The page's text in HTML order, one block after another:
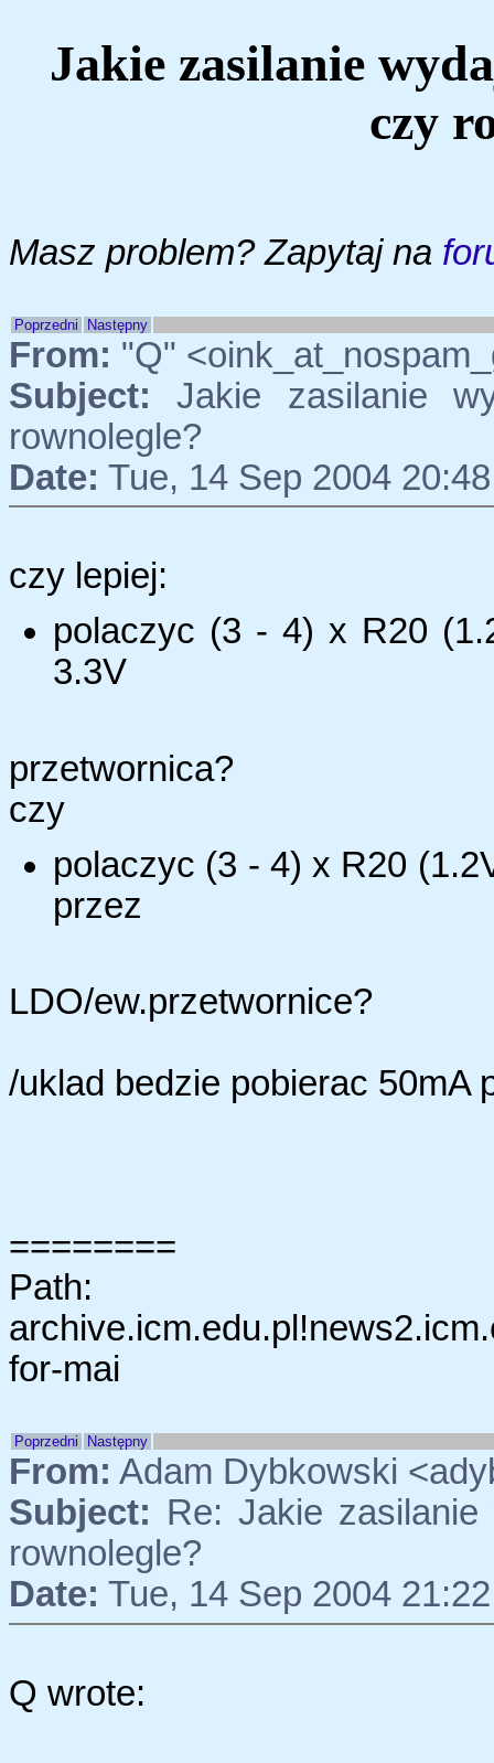
Jakie zasilanie
czy
Masz problem? Zapytaj na
Poprzedni Następny
From: "Q"
Subject: Jakie zasilanie
rownolegle?
Date: Tue, 14 Sep 2004
czy lepiej:
polaczyc (3 - 4) x R20
3.3V
przetwornica?
czy
polaczyc (3 - 4) x R20
przez
LDO/ew.przetwornice?
/uklad bedzie pobierac 50mA
========
for-mai
Poprzedni Następny
From: Adam Dybkowski
Subject: Re: Jakie
rownolegle?
Date: Tue, 14 Sep 2004
Q wrote: